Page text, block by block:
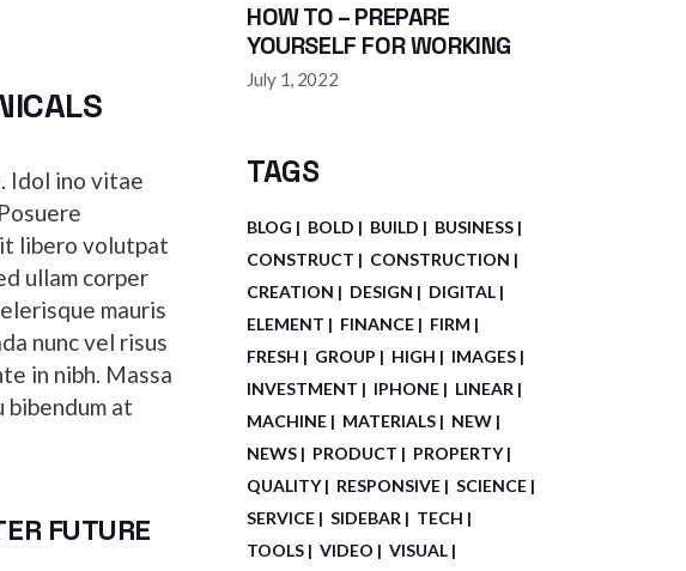
Idol ino vitae
libero volutpat
ullam corper
mauris
nunc vel risus
in nibh. Massa
bibendum at
FUTURE
HOW TO – PREPARE
YOURSELF FOR WORKING
July 1, 2022
TAGS
BLOG BOLD BUILD
BUSINESS
CONSTRUCT
CONSTRUCTION
CREATION
DESIGN
DIGITAL
ELEMENT
FINANCE
FIRM
FRESH
GROUP HIGH
IMAGES
INVESTMENT
IPHONE
LINEAR
MACHINE
MATERIALS
NEW
NEWS
PRODUCT
PROPERTY
QUALITY
RESPONSIVE
SCIENCE
SERVICE
SIDEBAR
TECH
TOOLS
VIDEO
VISUAL